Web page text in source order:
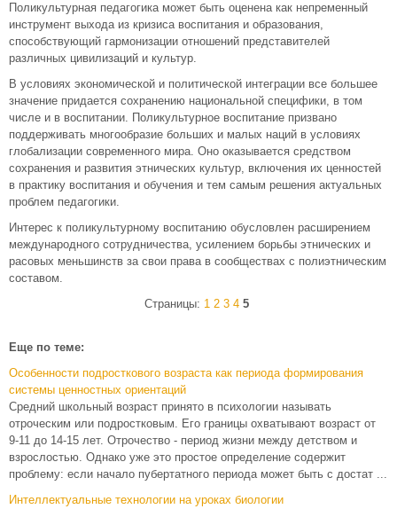
Поликультурная педагогика может быть оценена как непременный
инструмент выхода из кризиса воспитания и образования,
способствующий гармонизации отношений представителей
различных цивилизаций и культур.
В условиях экономической и политической интеграции все большее
значение придается сохранению национальной специфики, в том
числе и в воспитании. Поликультурное воспитание призвано
поддерживать многообразие больших и малых наций в условиях
глобализации современного мира. Оно оказывается средством
сохранения и развития этнических культур, включения их ценностей
в практику воспитания и обучения и тем самым решения актуальных
проблем педагогики.
Интерес к поликультурному воспитанию обусловлен расширением
международного сотрудничества, усилением борьбы этнических и
расовых меньшинств за свои права в сообществах с полиэтническим
составом.
Страницы: 1 2 3 4 5
Еще по теме:
Особенности подросткового возраста как периода формирования
системы ценностных ориентаций
Средний школьный возраст принято в психологии называть
отроческим или подростковым. Его границы охватывают возраст от
9-11 до 14-15 лет. Отрочество - период жизни между детством и
взрослостью. Однако уже это простое определение содержит
проблему: если начало пубертатного периода может быть с достат ...
Интеллектуальные технологии на уроках биологии